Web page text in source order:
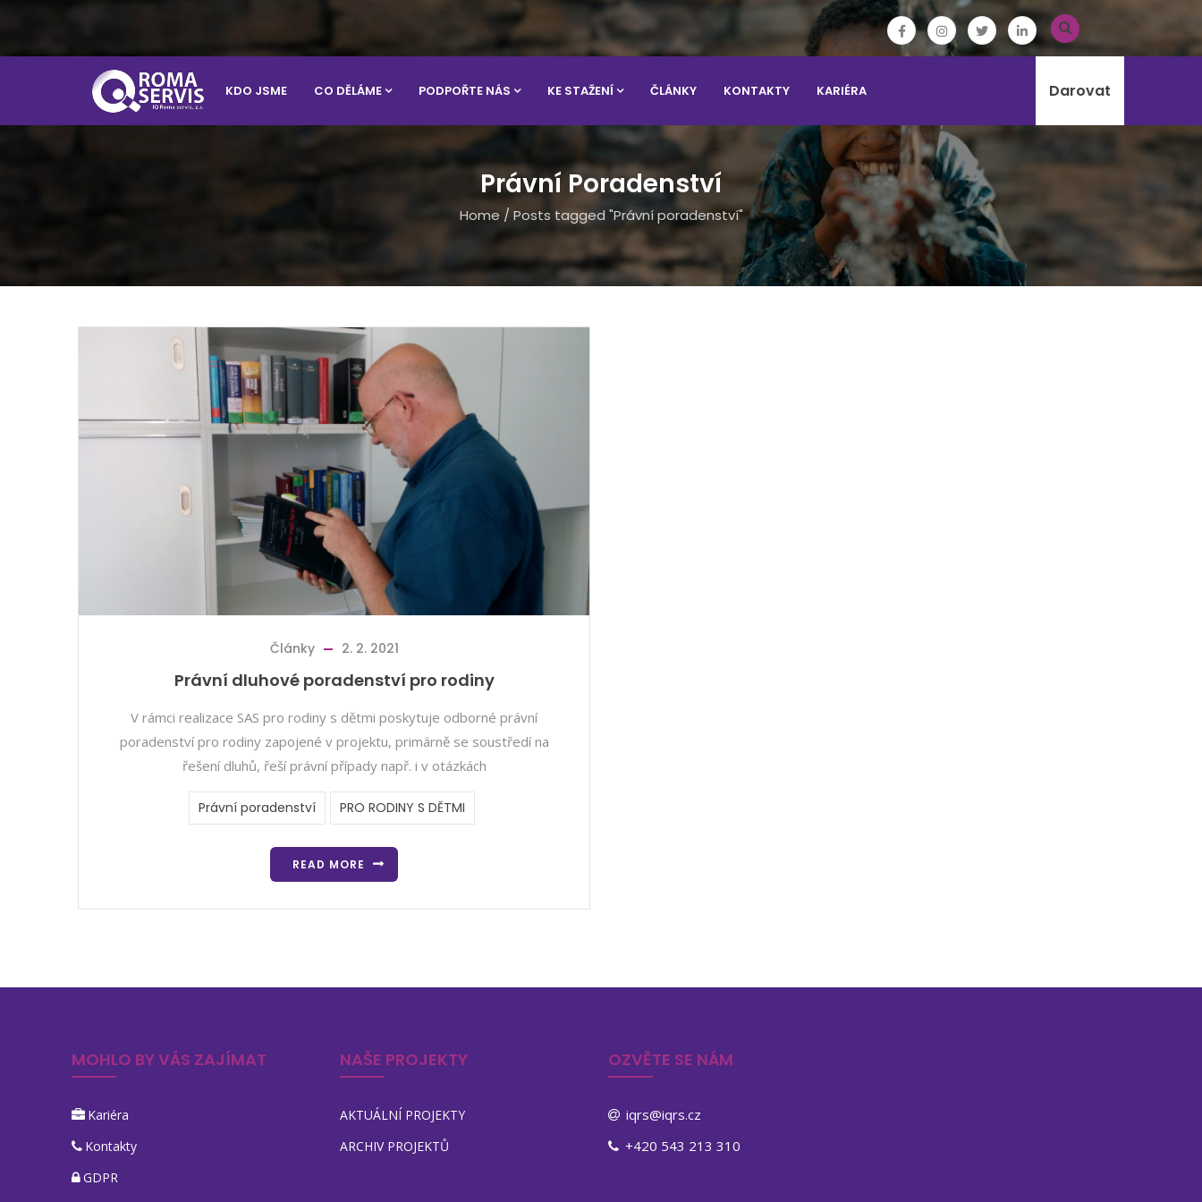
KDO JSME CO DĚLÁME PODPOŘTE NÁS KE STAŽENÍ ČLÁNKY KONTAKTY KARIÉRA Darovat
Právní Poradenství
Home / Posts tagged "Právní poradenství"
Články 2. 2. 2021
Právní dluhové poradenství pro rodiny
V rámci realizace SAS pro rodiny s dětmi poskytuje odborné právní
poradenství pro rodiny zapojené v projektu, primárně se soustředí na
řešení dluhů, řeší právní případy např. i v otázkách
Právní poradenství PRO RODINY S DĚTMI
READ MORE
MOHLO BY VÁS ZAJÍMAT
Kariéra
Kontakty
GDPR
NAŠE PROJEKTY
AKTUÁLNÍ PROJEKTY
ARCHIV PROJEKTŮ
OZVĚTE SE NÁM
iqrs@iqrs.cz
+420 543 213 310